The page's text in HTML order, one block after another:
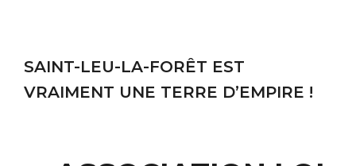
SAINT-LEU-LA-FORÊT EST
VRAIMENT UNE TERRE D’EMPIRE !